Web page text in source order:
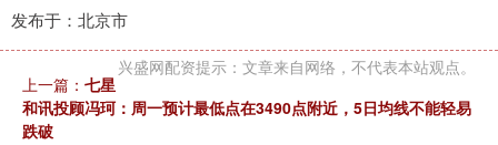
发布于：北京市
兴盛网配资提示：文章来自网络，不代表本站观点。
上一篇： 七星
和讯投顾冯珂：周一预计最低点在3490点附近，5日均线不能轻易
跌破